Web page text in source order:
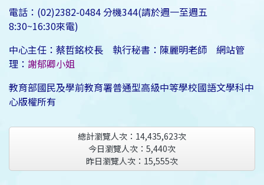
電話：(02)2382-0484 分機344(請於週一至週五
8:30~16:30來電)
中心主任：蔡哲銘校長 執行秘書：陳麗明老師 網站管
理： 謝郁卿小姐
教育部國民及學前教育署普通型高級中等學校國語文學科中
心版權所有
總計瀏覽人次： 14,435,623次
今日瀏覽人次： 5,440次
昨日瀏覽人次： 15,555次